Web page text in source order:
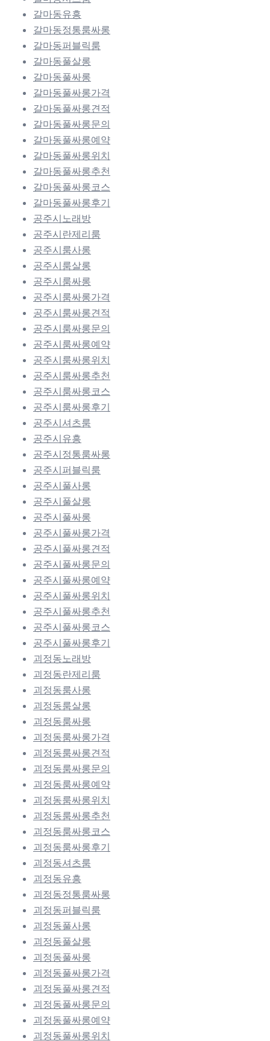
갈마동유흥
갈마동정통룸싸롱
갈마동퍼블릭룸
갈마동풀살롱
갈마동풀싸롱
갈마동풀싸롱가격
갈마동풀싸롱견적
갈마동풀싸롱문의
갈마동풀싸롱예약
갈마동풀싸롱위치
갈마동풀싸롱추천
갈마동풀싸롱코스
갈마동풀싸롱후기
공주시노래방
공주시란제리룸
공주시룸사롱
공주시룸살롱
공주시룸싸롱
공주시룸싸롱가격
공주시룸싸롱견적
공주시룸싸롱문의
공주시룸싸롱예약
공주시룸싸롱위치
공주시룸싸롱추천
공주시룸싸롱코스
공주시룸싸롱후기
공주시셔츠룸
공주시유흥
공주시정통룸싸롱
공주시퍼블릭룸
공주시풀사롱
공주시풀살롱
공주시풀싸롱
공주시풀싸롱가격
공주시풀싸롱견적
공주시풀싸롱문의
공주시풀싸롱예약
공주시풀싸롱위치
공주시풀싸롱추천
공주시풀싸롱코스
공주시풀싸롱후기
괴정동노래방
괴정동란제리룸
괴정동룸사롱
괴정동룸살롱
괴정동룸싸롱
괴정동룸싸롱가격
괴정동룸싸롱견적
괴정동룸싸롱문의
괴정동룸싸롱예약
괴정동룸싸롱위치
괴정동룸싸롱추천
괴정동룸싸롱코스
괴정동룸싸롱후기
괴정동셔츠룸
괴정동유흥
괴정동정통룸싸롱
괴정동퍼블릭룸
괴정동풀사롱
괴정동풀살롱
괴정동풀싸롱
괴정동풀싸롱가격
괴정동풀싸롱견적
괴정동풀싸롱문의
괴정동풀싸롱예약
괴정동풀싸롱위치